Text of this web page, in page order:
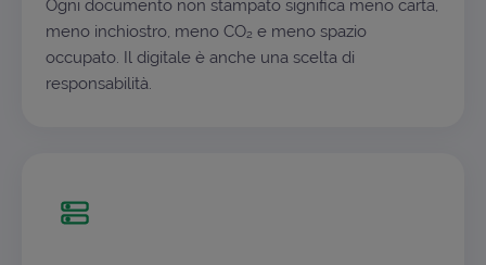
Ogni documento non stampato significa meno carta,
meno inchiostro, meno CO₂ e meno spazio
occupato. Il digitale è anche una scelta di
responsabilità.